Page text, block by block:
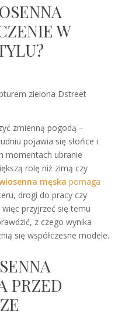
W
zmienną pogodą –
pojawia się słońce i
momentach ubranie
rolę niż zimą czy
męska pomaga
drogi do pracy czy
przyjrzeć się temu
z czego wynika
się współczesne modele.
PRZED